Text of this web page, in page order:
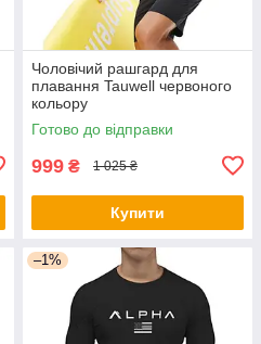
Чоловічий рашгард для
плавання Tauwell червоного
кольору
Готово до відправки
999 ₴ 1 025 ₴
Купити
–1%